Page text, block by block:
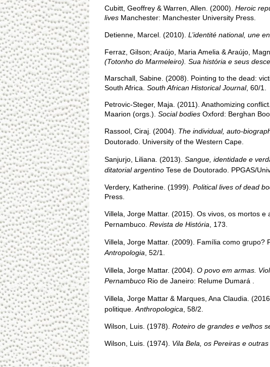
Cubitt, Geoffrey & Warren, Allen. (2000). Heroic
lives Manchester: Manchester University Press.
Detienne, Marcel. (2010). L’identité national, une
Ferraz, Gilson; Araújo, Maria Amelia & Araújo,
(Totonho do Marmeleiro). Sua história e seus
Marschall, Sabine. (2008). Pointing to the dead:
South Africa. South African Historical Journal, 60/1.
Petrovic-Steger, Maja. (2011). Anathomizing
Maarion (orgs.). Social bodies Oxford: Berghan
Rassool, Ciraj. (2004). The individual, auto-
Doutorado. University of the Western Cape.
Sanjurjo, Liliana. (2013). Sangue, identidade e
ditatorial argentino Tese de Doutorado. PPGAS/
Verdery, Katherine. (1999). Political lives of dead
Press.
Villela, Jorge Mattar. (2015). Os vivos, os mortos e
Pernambuco. Revista de História , 173.
Villela, Jorge Mattar. (2009). Família como grupo?
Antropologia , 52/1.
Villela, Jorge Mattar. (2004). O povo em armas.
Pernambuco Rio de Janeiro: Relume Dumará .
Villela, Jorge Mattar & Marques, Ana Claudia.
politique. Anthropologica , 58/2.
Wilson, Luis. (1978). Roteiro de grandes e velhos
Wilson, Luis. (1974). Vila Bela, os Pereiras e